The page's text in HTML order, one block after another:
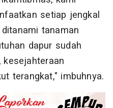
setiap jengkal
tanaman
dapur sudah
terangkat," imbuhnya.